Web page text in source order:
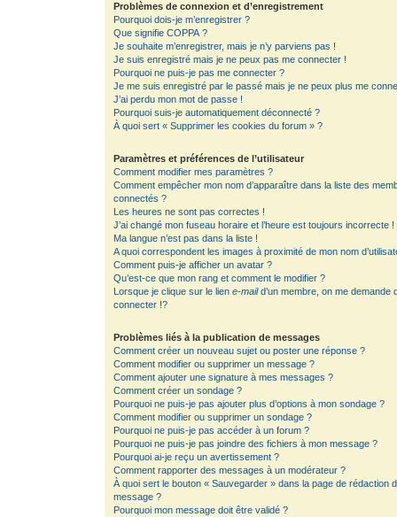
Problèmes de connexion et d’enregistrement
Pourquoi dois-je m’enregistrer ?
Que signifie COPPA ?
Je souhaite m’enregistrer, mais je n’y parviens pas !
Je suis enregistré mais je ne peux pas me connecter !
Pourquoi ne puis-je pas me connecter ?
Je me suis enregistré par le passé mais je ne peux plus me
J’ai perdu mon mot de passe !
Pourquoi suis-je automatiquement déconnecté ?
À quoi sert « Supprimer les cookies du forum » ?
Paramètres et préférences de l’utilisateur
Comment modifier mes paramètres ?
Comment empêcher mon nom d’apparaître dans la liste des
connectés ?
Les heures ne sont pas correctes !
J’ai changé mon fuseau horaire et l’heure est toujours incorrecte !
Ma langue n’est pas dans la liste !
A quoi correspondent les images à proximité de mon nom
Comment puis-je afficher un avatar ?
Qu’est-ce que mon rang et comment le modifier ?
Lorsque je clique sur le lien e-maild’un membre, on me demande
connecter !?
Problèmes liés à la publication de messages
Comment créer un nouveau sujet ou poster une réponse ?
Comment modifier ou supprimer un message ?
Comment ajouter une signature à mes messages ?
Comment créer un sondage ?
Pourquoi ne puis-je pas ajouter plus d’options à mon sondage ?
Comment modifier ou supprimer un sondage ?
Pourquoi ne puis-je pas accéder à un forum ?
Pourquoi ne puis-je pas joindre des fichiers à mon message ?
Pourquoi ai-je reçu un avertissement ?
Comment rapporter des messages à un modérateur ?
À quoi sert le bouton « Sauvegarder » dans la page de rédaction
message ?
Pourquoi mon message doit être validé ?